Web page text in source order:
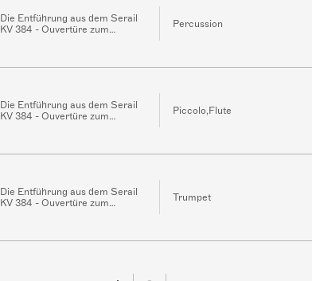
Die Entführung aus dem Serail
KV 384 - Ouvertüre zum
Percussion
Die Entführung aus dem Serail
KV 384 - Ouvertüre zum
Piccolo,Flute
Die Entführung aus dem Serail
KV 384 - Ouvertüre zum
Trumpet